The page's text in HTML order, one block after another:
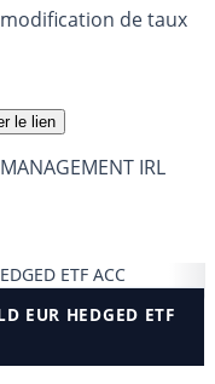
de taux
le lien
IRL
ETF ACC
EUR HEDGED ETF